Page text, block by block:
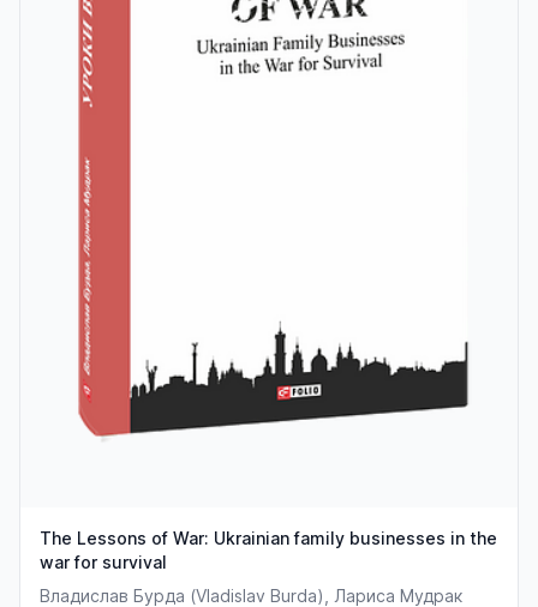
The Lessons of War: Ukrainian family businesses in the
war for survival
Владислав Бурда (Vladislav Burda), Лариса Мудрак